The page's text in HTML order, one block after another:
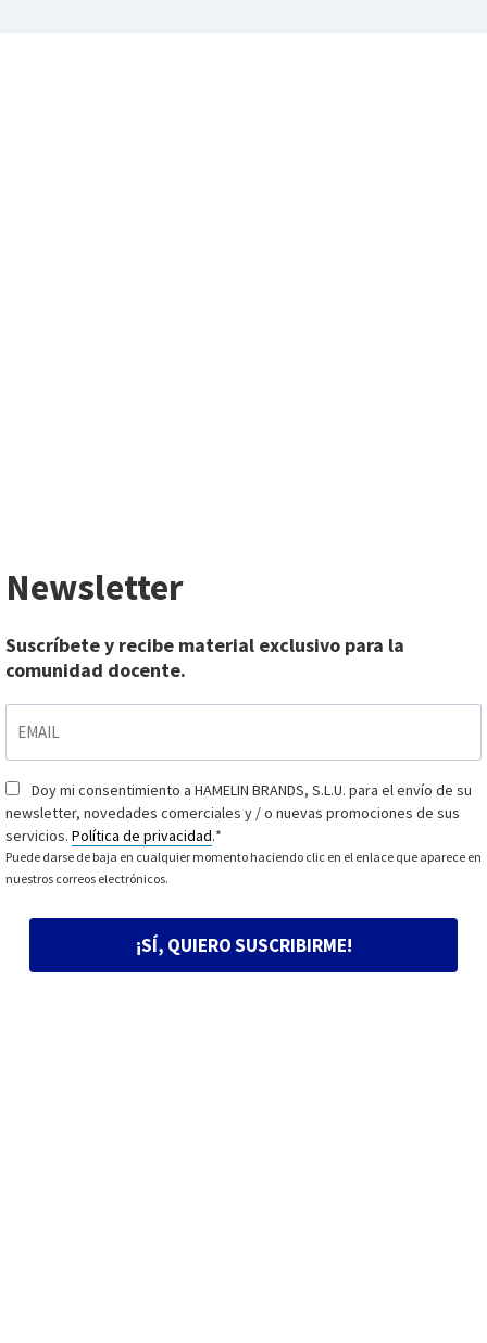
Newsletter
Suscríbete y recibe material exclusivo para la
comunidad docente.
Consentimiento*
Doy mi consentimiento a HAMELIN BRANDS, S.L.U. para el envío de su
newsletter, novedades comerciales y / o nuevas promociones de sus
servicios. Política de privacidad.*
Puede darse de baja en cualquier momento haciendo clic en el enlace que aparece en
nuestros correos electrónicos.